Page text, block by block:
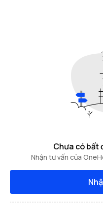
Chưa có bất
Nhận tư vấn của